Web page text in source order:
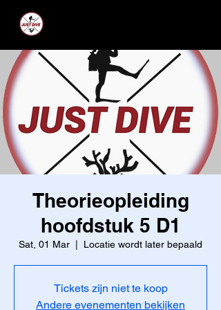
Theorieopleiding
hoofdstuk 5 D1
Sat, 01 Mar Locatie wordt later bepaald
Tickets zijn niet te koop
Andere evenementen bekijken